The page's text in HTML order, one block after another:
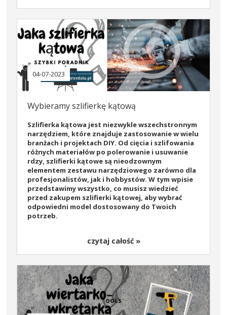
04-07-2023
Wybieramy szlifierkę kątową
Szlifierka kątowa jest niezwykle wszechstronnym
narzędziem, które znajduje zastosowanie w wielu
branżach i projektach DIY. Od cięcia i szlifowania
różnych materiałów po polerowanie i usuwanie
rdzy, szlifierki kątowe są nieodzownym
elementem zestawu narzędziowego zarówno dla
profesjonalistów, jak i hobbystów. W tym wpisie
przedstawimy wszystko, co musisz wiedzieć
przed zakupem szlifierki kątowej, aby wybrać
odpowiedni model dostosowany do Twoich
potrzeb.
czytaj całość »